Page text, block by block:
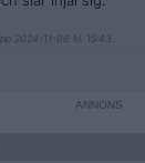
2024-11-06 kl. 15:43.